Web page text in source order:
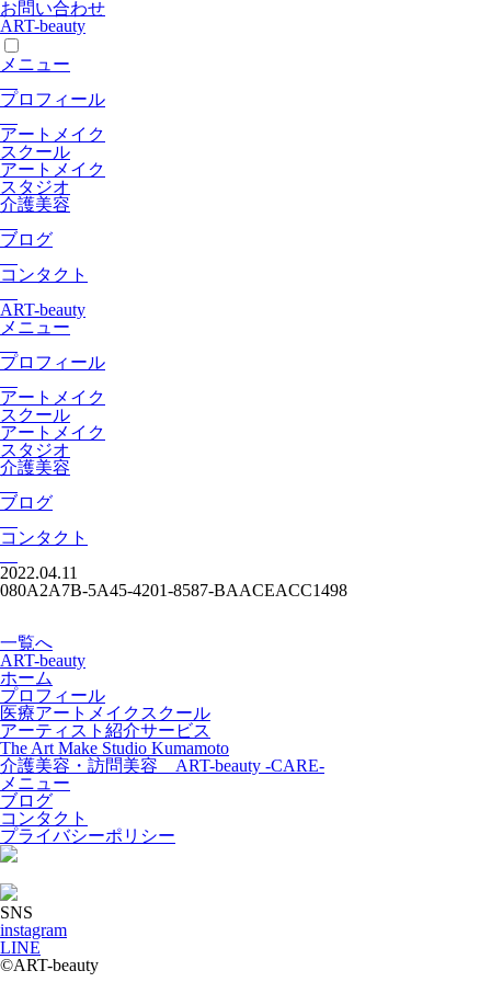
お問い合わせ
ART-beauty
メニュー
プロフィール
アートメイク
スクール
アートメイク
スタジオ
介護美容
ブログ
コンタクト
ART-beauty
メニュー
プロフィール
アートメイク
スクール
アートメイク
スタジオ
介護美容
ブログ
コンタクト
2022.04.11
080A2A7B-5A45-4201-8587-BAACEACC1498
一覧へ
ART-beauty
ホーム
プロフィール
医療アートメイクスクール
アーティスト紹介サービス
The Art Make Studio Kumamoto
介護美容・訪問美容 ART-beauty -CARE-
メニュー
ブログ
コンタクト
プライバシーポリシー
SNS
instagram
LINE
©ART-beauty